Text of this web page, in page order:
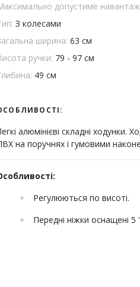
допустиме
З колесами
ширина: 63 см
ручки: 79 - 97 см
49 см
алюмінієві складні ходунки.
на поручнях і гумовими
Регулюються по висоті.
Передні ніжки оснащені 5